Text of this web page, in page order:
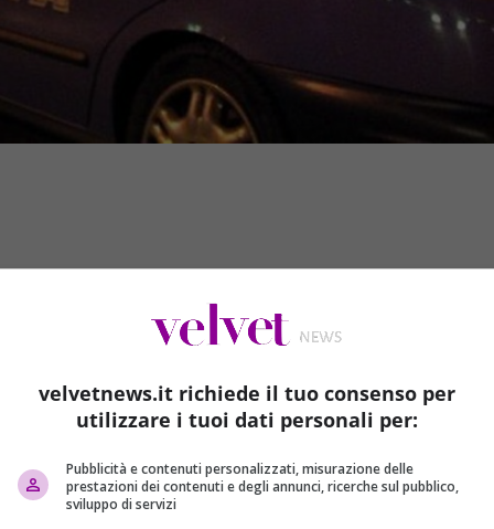
una schiava…”. Così ha raccontato ai poliziotti di Genova
con almeno tre coltellate, al termine di un litigio
velvetnews.it richiede il tuo consenso per
utilizzare i tuoi dati personali per:
Pubblicità e contenuti personalizzati, misurazione delle
prestazioni dei contenuti e degli annunci, ricerche sul pubblico,
sviluppo di servizi